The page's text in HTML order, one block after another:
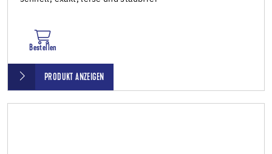
Bestellen
PRODUKT ANZEIGEN